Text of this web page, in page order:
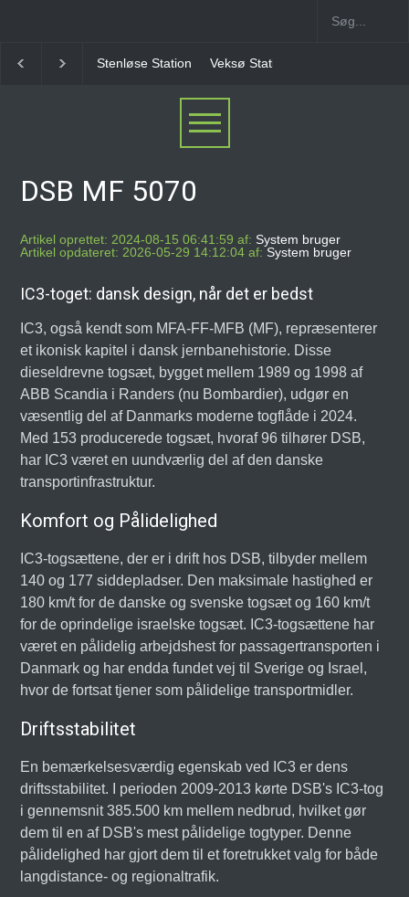
Veksø Station Måløv Station
DSB MF 5070
Artikel oprettet: 2024-08-15 06:41:59 af: System bruger
Artikel opdateret: 2026-05-29 14:12:04 af: System bruger
IC3-toget: dansk design, når det er bedst
IC3, også kendt som MFA-FF-MFB (MF), repræsenterer
et ikonisk kapitel i dansk jernbanehistorie. Disse
dieseldrevne togsæt, bygget mellem 1989 og 1998 af
ABB Scandia i Randers (nu Bombardier), udgør en
væsentlig del af Danmarks moderne togflåde i 2024.
Med 153 producerede togsæt, hvoraf 96 tilhører DSB,
har IC3 været en uundværlig del af den danske
transportinfrastruktur.
Komfort og Pålidelighed
IC3-togsættene, der er i drift hos DSB, tilbyder mellem
140 og 177 siddepladser. Den maksimale hastighed er
180 km/t for de danske og svenske togsæt og 160 km/t
for de oprindelige israelske togsæt. IC3-togsættene har
været en pålidelig arbejdshest for passagertransporten i
Danmark og har endda fundet vej til Sverige og Israel,
hvor de fortsat tjener som pålidelige transportmidler.
Driftsstabilitet
En bemærkelsesværdig egenskab ved IC3 er dens
driftsstabilitet. I perioden 2009-2013 kørte DSB's IC3-tog
i gennemsnit 385.500 km mellem nedbrud, hvilket gør
dem til en af DSB's mest pålidelige togtyper. Denne
pålidelighed har gjort dem til et foretrukket valg for både
langdistance- og regionaltrafik.